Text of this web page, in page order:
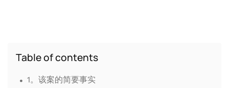
Table of contents
. 1。该案的简要事实